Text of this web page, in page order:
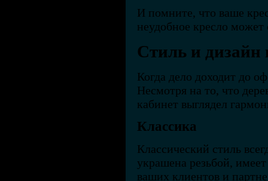
И помните, что ваше
неудобное кресло может
Стиль и дизайн
Когда дело доходит до
Несмотря на то, что
кабинет выглядел
Классика
Классический стиль
украшена резьбой,
ваших клиентов и